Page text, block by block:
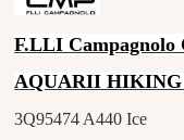
F.LLI Campagnolo
AQUARII
3Q95474 A440 Ice